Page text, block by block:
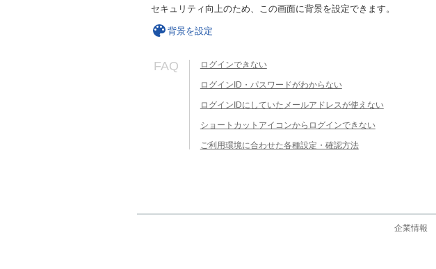
セキュリティ向上のため、この画面に背景を設定できます。
背景を設定
FAQ ログインできない
ログインID・パスワードがわからない
ログインIDにしていたメールアドレスが使えない
ショートカットアイコンからログインできない
ご利用環境に合わせた各種設定・確認方法
企業情報